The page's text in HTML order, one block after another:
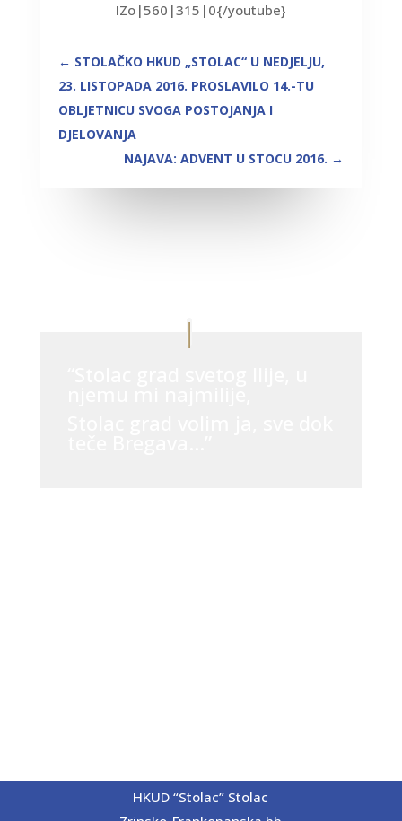
IZo|560|315|0{/youtube}
← STOLAČKO HKUD „STOLAC“ U NEDJELJU,
23. LISTOPADA 2016. PROSLAVILO 14.-TU
OBLJETNICU SVOGA POSTOJANJA I
DJELOVANJA
NAJAVA: ADVENT U STOCU 2016. →
HKUD “Stolac” Stolac